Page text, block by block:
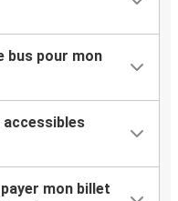
bus pour mon
mon billet